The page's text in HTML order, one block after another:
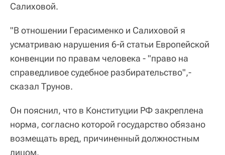
Салиховой.
"В отношении Герасименко и Салиховой я
усматриваю нарушения 6-й статьи Европейской
конвенции по правам человека - "право на
справедливое судебное разбирательство",-
сказал Трунов.
Он пояснил, что в Конституции РФ закреплена
норма, согласно которой государство обязано
возмещать вред, причиненный должностным
лицом.